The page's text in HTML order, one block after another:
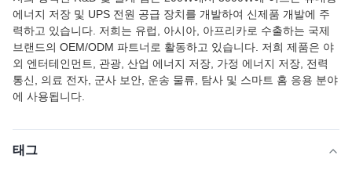
에너지 저장 및 UPS 전원 공급 장치를 개발하여 신제품 개발에 주
력하고 있습니다. 저희는 유럽, 아시아, 아프리카로 수출하는 국제
브랜드의 OEM/ODM 파트너로 활동하고 있습니다. 저희 제품은 야
외 엔터테인먼트, 관광, 산업 에너지 저장, 가정 에너지 저장, 전력
통신, 의료 전자, 군사 보안, 운송 물류, 탐사 및 스마트 홈 응용 분야
에 사용됩니다.
태그